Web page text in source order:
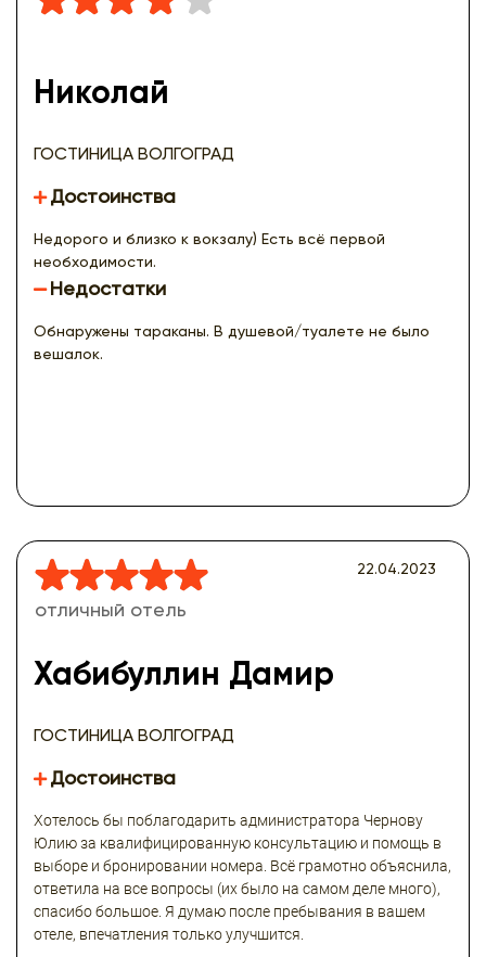
Николай
ГОСТИНИЦА ВОЛГОГРАД
Достоинства
Недорого и близко к вокзалу) Есть всё первой
необходимости.
Недостатки
Обнаружены тараканы. В душевой/туалете не было
вешалок.
отличный отель
Хабибуллин Дамир
ГОСТИНИЦА ВОЛГОГРАД
22.04.2023
Достоинства
Хотелось бы поблагодарить администратора Чернову
Юлию за квалифицированную консультацию и помощь в
выборе и бронировании номера. Всё грамотно объяснила,
ответила на все вопросы (их было на самом деле много),
спасибо большое. Я думаю после пребывания в вашем
отеле, впечатления только улучшится.